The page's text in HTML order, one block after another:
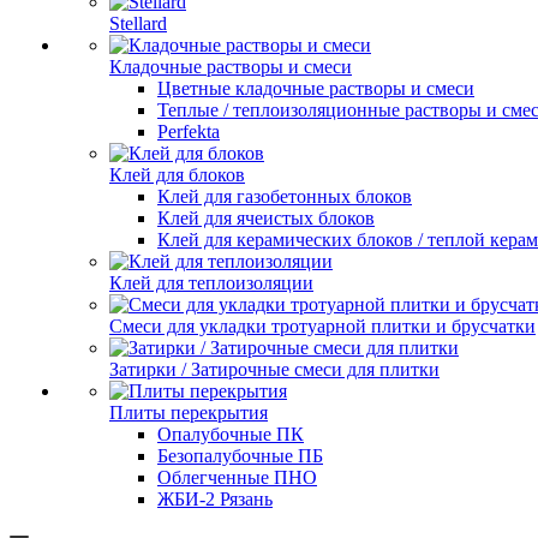
Stellard
Кладочные растворы и смеси
Цветные кладочные растворы и смеси
Теплые / теплоизоляционные растворы и
Perfekta
Клей для блоков
Клей для газобетонных блоков
Клей для ячеистых блоков
Клей для керамических блоков / теплой
Клей для теплоизоляции
Смеси для укладки тротуарной плитки и брусчатки
Затирки / Затирочные смеси для плитки
Плиты перекрытия
Опалубочные ПК
Безопалубочные ПБ
Облегченные ПНО
ЖБИ-2 Рязань